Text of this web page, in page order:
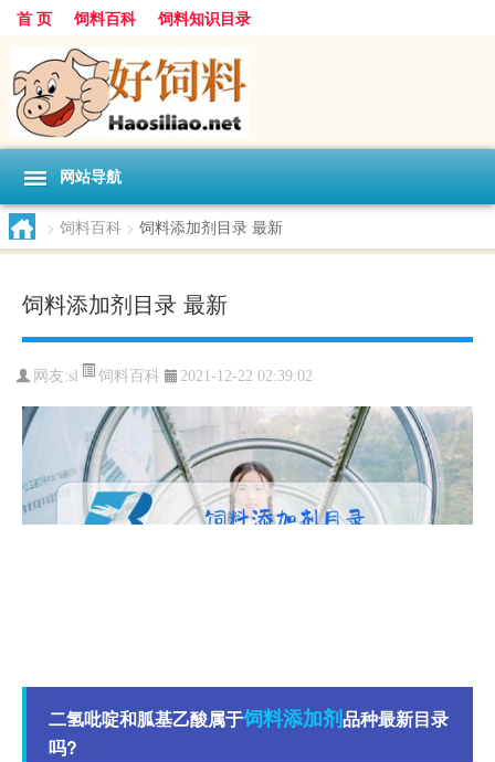
首 页 饲料百科 饲料知识目录
网站导航
> 饲料百科 > 饲料添加剂目录 最新
饲料添加剂目录 最新
网友:sl 饲料百科 2021-12-22 02:39:02
二氢吡啶和胍基乙酸属于饲料添加剂品种最新目录
吗?